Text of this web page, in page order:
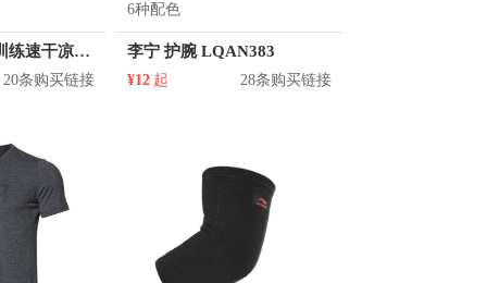
李宁 篮球系列训练速干凉爽运动套装 AATN005
20条购买链接
6种配色
李宁 护腕 LQAN383
¥12 起 28条购买链接